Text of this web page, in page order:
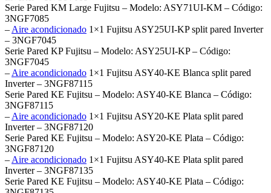
Serie Pared KM Large Fujitsu – Modelo: ASY71UI-KM – Código:
3NGF7085
–Aire acondicionado 1×1 Fujitsu ASY25UI-KP split pared Inverter
– 3NGF7045
Serie Pared KP Fujitsu – Modelo: ASY25UI-KP – Código:
3NGF7045
–Aire acondicionado 1×1 Fujitsu ASY40-KE Blanca split pared
Inverter – 3NGF87115
Serie Pared KE Fujitsu – Modelo: ASY40-KE Blanca – Código:
3NGF87115
–Aire acondicionado 1×1 Fujitsu ASY20-KE Plata split pared
Inverter – 3NGF87120
Serie Pared KE Fujitsu – Modelo: ASY20-KE Plata – Código:
3NGF87120
–Aire acondicionado 1×1 Fujitsu ASY40-KE Plata split pared
Inverter – 3NGF87135
Serie Pared KE Fujitsu – Modelo: ASY40-KE Plata – Código: